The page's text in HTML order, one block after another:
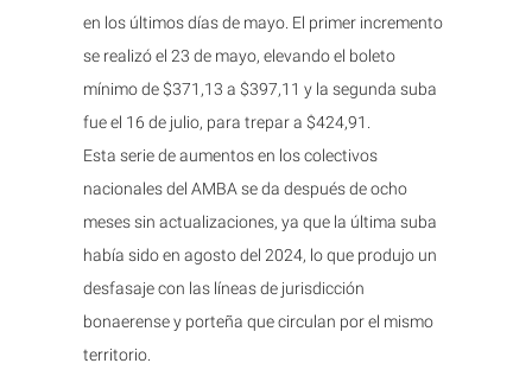
en los últimos días de mayo. El primer incremento
se realizó el 23 de mayo, elevando el boleto
mínimo de $371,13 a $397,11 y la segunda suba
fue el 16 de julio, para trepar a $424,91.
Esta serie de aumentos en los colectivos
nacionales del AMBA se da después de ocho
meses sin actualizaciones, ya que la última suba
había sido en agosto del 2024, lo que produjo un
desfasaje con las líneas de jurisdicción
bonaerense y porteña que circulan por el mismo
territorio.